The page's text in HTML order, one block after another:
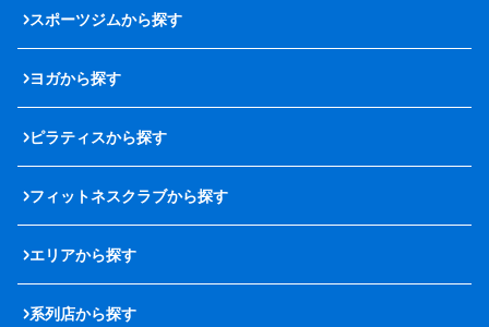
スポーツジムから探す
ヨガから探す
ピラティスから探す
フィットネスクラブから探す
エリアから探す
系列店から探す